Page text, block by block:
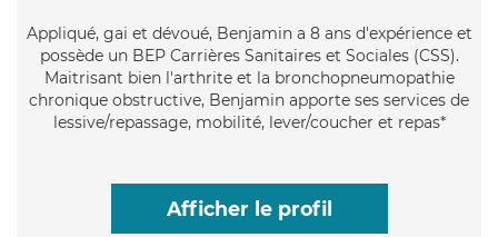
Appliqué, gai et dévoué, Benjamin a 8 ans d'expérience et
possède un BEP Carrières Sanitaires et Sociales (CSS).
Maitrisant bien l'arthrite et la bronchopneumopathie
chronique obstructive, Benjamin apporte ses services de
lessive/repassage, mobilité, lever/coucher et repas*
Afficher le profil